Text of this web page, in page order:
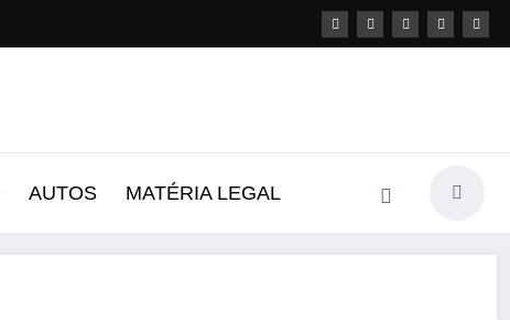
AUTOS MATÉRIA LEGAL